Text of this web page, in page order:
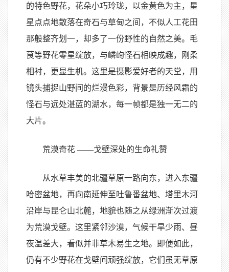
的特色野花，花朵小巧玲珑，以金黄色为主，星
星点点地散落在奇石与草甸之间，不似人工花田
那般整齐划一，却多了一份野性的自然之美。毛
茛等野花零星绽放，与嶙峋怪石相映成趣，刚柔
相衬，更显生机。这里是摄影爱好者的天堂，用
镜头捕捉山野间的烂漫色彩，背景是历经风霜的
怪石与远处湛蓝的湖水，每一帧都是独一无二的
大片。
荒漠奇花 ——戈壁深处的生命礼赞
从水草丰美的北疆草原一路向东，进入东疆
哈密盆地，再向南延伸至吐鲁番盆地、塔里木河
沿岸与昆仑山北麓，地貌也随之从绿洲渐次过渡
为荒漠戈壁。这里紧邻沙漠，气候干旱少雨、昼
夜温差大，看似并非草木易生之地。即便如此，
仍有不少野花在戈壁间顽强绽放，它们虽无草原